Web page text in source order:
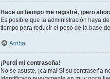
Hace un tiempo me registré, ¡pero
Es posible que la administración haya
tiempo para reducir el peso de la base
Arriba
¡Perdí mi contraseña!
No se asuste, ¡calma! Si su contraseña